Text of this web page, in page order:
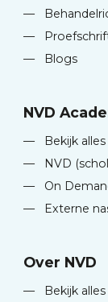
—
—
—
Blogs
NVD
—
Bekijk alles
—
NVD
—
On
—
Externe
Over NVD
—
Bekijk alles